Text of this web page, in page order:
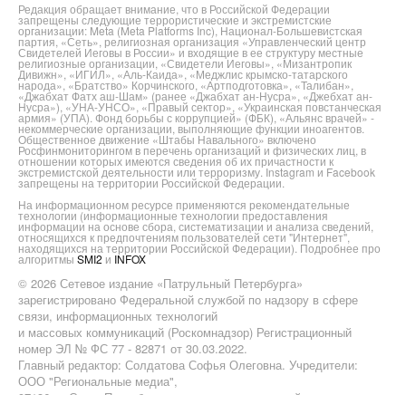
Редакция обращает внимание, что в Российской Федерации
запрещены следующие террористические и экстремистские
организации: Meta (Meta Platforms Inc), Национал-Большевистская
партия, «Сеть», религиозная организация «Управленческий центр
Свидетелей Иеговы в России» и входящие в ее структуру местные
религиозные организации, «Свидетели Иеговы», «Мизантропик
Дивижн», «ИГИЛ», «Аль-Каида», «Меджлис крымско-татарского
народа», «Братство» Корчинского, «Артподготовка», «Талибан»,
«Джабхат Фатх аш-Шам» (ранее «Джабхат ан-Нусра», «Джебхат ан-
Нусра»), «УНА-УНСО», «Правый сектор», «Украинская повстанческая
армия» (УПА). Фонд борьбы с коррупцией» (ФБК), «Альянс врачей» -
некоммерческие организации, выполняющие функции иноагентов.
Общественное движение «Штабы Навального» включено
Росфинмониторингом в перечень организаций и физических лиц, в
отношении которых имеются сведения об их причастности к
экстремистской деятельности или терроризму. Instagram и Facebook
запрещены на территории Российской Федерации.
На информационном ресурсе применяются рекомендательные
технологии (информационные технологии предоставления
информации на основе сбора, систематизации и анализа сведений,
относящихся к предпочтениям пользователей сети "Интернет",
находящихся на территории Российской Федерации). Подробнее про
алгоритмы SMI2 и INFOX
© 2026 Сетевое издание «Патрульный Петербурга»
зарегистрировано Федеральной службой по надзору в сфере
связи, информационных технологий
и массовых коммуникаций (Роскомнадзор) Регистрационный
номер ЭЛ № ФС 77 - 82871 от 30.03.2022.
Главный редактор: Солдатова Софья Олеговна. Учредители:
ООО "Региональные медиа",